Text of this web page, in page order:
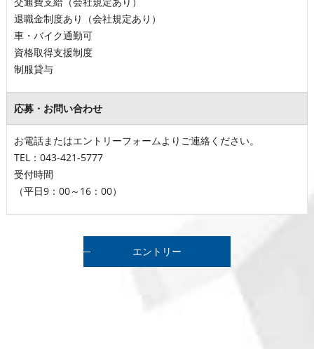
退職金制度あり（会社規定あり）
車・バイク通勤可
資格取得支援制度
制服貸与
応募・お問い合わせ
お電話またはエントリーフォームよりご連絡ください。
TEL：043-421-5777
受付時間
（平日9：00～16：00）
エントリー